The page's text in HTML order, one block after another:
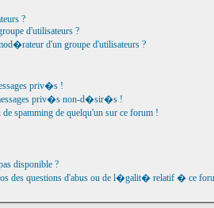
?
d'utilisateurs ?
d'un groupe d'utilisateurs ?
priv�s !
priv�s non-d�sir�s !
spamming de quelqu'un sur ce forum !
disponible ?
des questions d'abus ou de l�galit� relatif � ce